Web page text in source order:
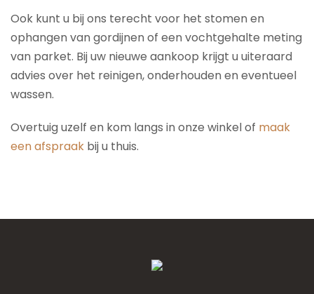
Ook kunt u bij ons terecht voor het stomen en
ophangen van gordijnen of een vochtgehalte meting
van parket. Bij uw nieuwe aankoop krijgt u uiteraard
advies over het reinigen, onderhouden en eventueel
wassen.
Overtuig uzelf en kom langs in onze winkel of maak
een afspraak bij u thuis.